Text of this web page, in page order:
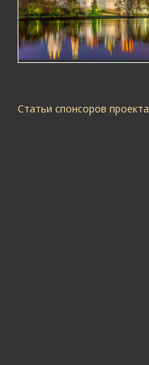
Статьи спонсоров проекта